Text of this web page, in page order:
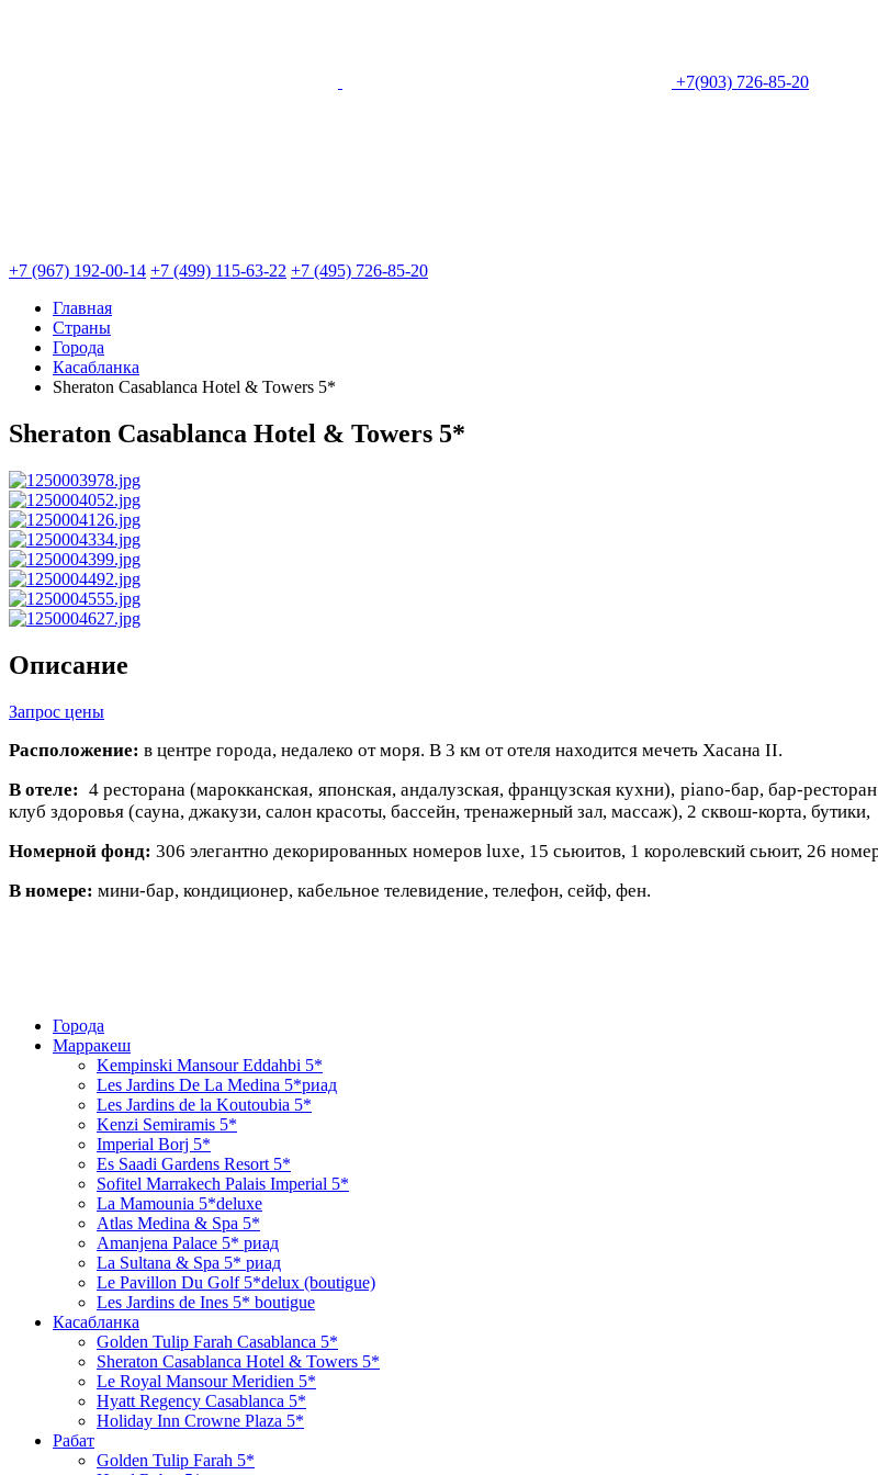
+7(903) 726-85-20
+7 (967) 192-00-14 +7 (499) 115-63-22 +7 (495) 726-85-20
Главная
Страны
Города
Касабланка
Sheraton Casablanca Hotel & Towers 5*
Sheraton Casablanca Hotel & Towers 5*
Описание
Запрос цены
Расположение: в центре города, недалеко от моря. В 3 км от отеля находится мечеть Хасана II.
В отеле: 4 ресторана (марокканская, японская, андалузская, французская кухни), piano-бар, бар-
клуб здоровья (сауна, джакузи, салон красоты, бассейн, тренажерный зал, массаж), 2 сквош-корта,
Номерной фонд: 306 элегантно декорированных номеров luxe, 15 сьюитов, 1 королевский сьюит, 26
В номере: мини-бар, кондиционер, кабельное телевидение, телефон, сейф, фен.
Города
Марракеш
Kempinski Mansour Eddahbi 5*
Les Jardins De La Medina 5*риад
Les Jardins de la Koutoubia 5*
Kenzi Semiramis 5*
Imperial Borj 5*
Es Saadi Gardens Resort 5*
Sofitel Marrakech Palais Imperial 5*
La Mamounia 5*deluxe
Atlas Medina & Spa 5*
Amanjena Palace 5* риад
La Sultana & Spa 5* риад
Le Pavillon Du Golf 5*delux (boutigue)
Les Jardins de Ines 5* boutigue
Касабланка
Golden Tulip Farah Casablanca 5*
Sheraton Casablanca Hotel & Towers 5*
Le Royal Mansour Meridien 5*
Hyatt Regency Casablanca 5*
Holiday Inn Crowne Plaza 5*
Рабат
Golden Tulip Farah 5*